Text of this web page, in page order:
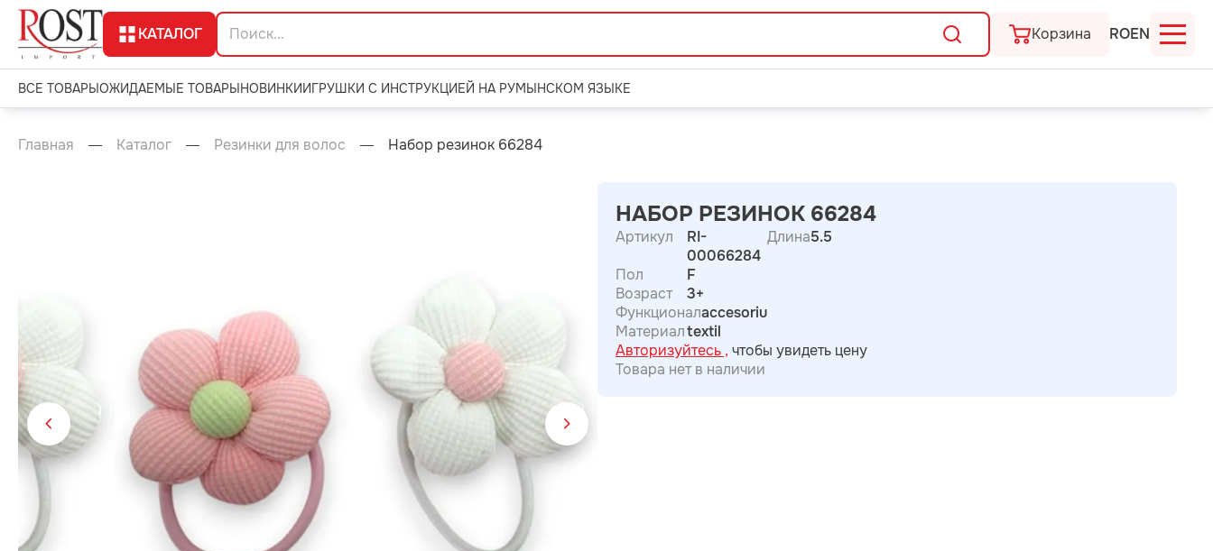
КАТАЛОГ Корзина ROEN
ВСЕ ТОВАРЫОЖИДАЕМЫЕ ТОВАРЫНОВИНКИИГРУШКИ С ИНСТРУКЦИЕЙ НА РУМЫНСКОМ ЯЗЫКЕ
Главная Каталог Резинки для волос Набор резинок 66284
НАБОР РЕЗИНОК 66284
Артикул
RI-
00066284
Пол
F
Возраст
3+
Функционалaccesoriu
Материалtextil
Длина5.5
Авторизуйтесь , чтобы увидеть цену
Товара нет в наличии